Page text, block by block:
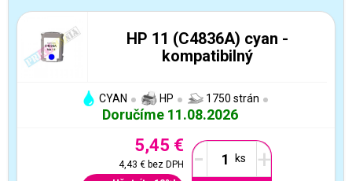
HP 11 (C4836A) cyan -
kompatibilný
CYAN HP 1750 strán
Doručíme 11.08.2026
5,45 €
4,43 €bez DPH - +